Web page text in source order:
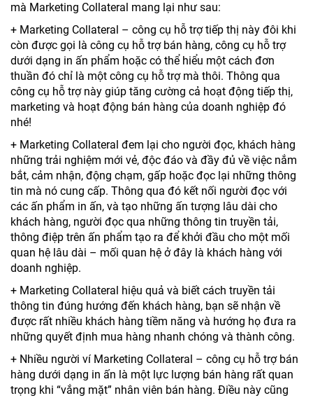
mà Marketing Collateral mang lại như sau:
+ Marketing Collateral – công cụ hỗ trợ tiếp thị này đôi khi
còn được gọi là công cụ hỗ trợ bán hàng, công cụ hỗ trợ
dưới dạng in ấn phẩm hoặc có thể hiểu một cách đơn
thuần đó chỉ là một công cụ hỗ trợ mà thôi. Thông qua
công cụ hỗ trợ này giúp tăng cường cả hoạt động tiếp thị,
marketing và hoạt động bán hàng của doanh nghiệp đó
nhé!
+ Marketing Collateral đem lại cho người đọc, khách hàng
những trải nghiệm mới vẻ, độc đáo và đầy đủ về việc nắm
bắt, cảm nhận, động chạm, gấp hoặc đọc lại những thông
tin mà nó cung cấp. Thông qua đó kết nối người đọc với
các ấn phẩm in ấn, và tạo những ấn tượng lâu dài cho
khách hàng, người đọc qua những thông tin truyền tải,
thông điệp trên ấn phẩm tạo ra để khởi đầu cho một mối
quan hệ lâu dài – mối quan hệ ở đây là khách hàng với
doanh nghiệp.
+ Marketing Collateral hiệu quả và biết cách truyền tải
thông tin đúng hướng đến khách hàng, bạn sẽ nhận về
được rất nhiều khách hàng tiềm năng và hướng họ đưa ra
những quyết định mua hàng nhanh chóng và thành công.
+ Nhiều người ví Marketing Collateral – công cụ hỗ trợ bán
hàng dưới dạng in ấn là một lực lượng bán hàng rất quan
trọng khi “vắng mặt” nhân viên bán hàng. Điều này cũng